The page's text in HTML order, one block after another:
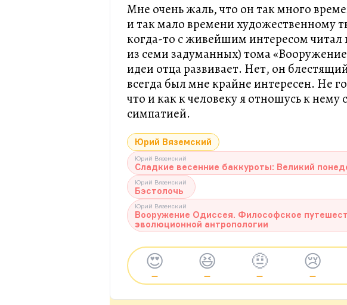
Мне очень жаль, что он так много
и так мало времени художественному
когда-то с живейшим интересом читал
из семи задуманных) тома
идеи отца развивает. Нет, он
всегда был мне крайне интересен. Не
что и как к человеку я отношусь к нему
симпатией.
Юрий Вяземский
Юрий Вяземский
Сладкие весенние баккуроты: Великий
Юрий Вяземский
Бэстолочь
Юрий Вяземский
Вооружение Одиссея. Философское
эволюционной антропологии
😍
—
😆
—
🤨
—
😢
—